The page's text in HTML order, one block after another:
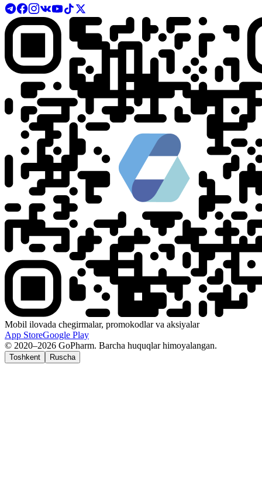
Mobil ilovada chegirmalar, promokodlar va aksiyalar
App StoreGoogle Play
© 2020–2026 GoPharm. Barcha huquqlar himoyalangan.
Toshkent Ruscha